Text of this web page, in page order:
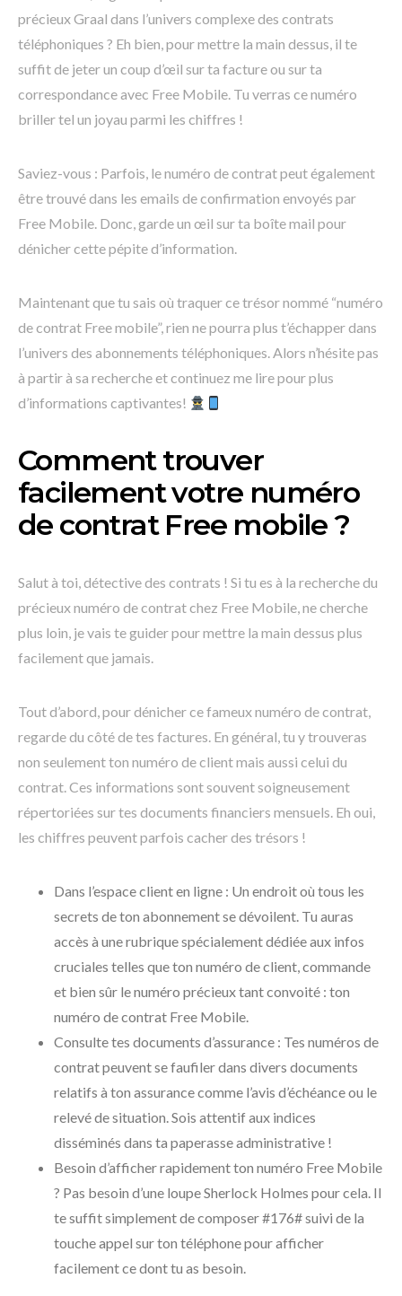
précieux Graal dans l’univers complexe des contrats
téléphoniques ? Eh bien, pour mettre la main dessus, il te
suffit de jeter un coup d’œil sur ta facture ou sur ta
correspondance avec Free Mobile. Tu verras ce numéro
briller tel un joyau parmi les chiffres !
Saviez-vous : Parfois, le numéro de contrat peut également
être trouvé dans les emails de confirmation envoyés par
Free Mobile. Donc, garde un œil sur ta boîte mail pour
dénicher cette pépite d’information.
Maintenant que tu sais où traquer ce trésor nommé “numéro
de contrat Free mobile”, rien ne pourra plus t’échapper dans
l’univers des abonnements téléphoniques. Alors n’hésite pas
à partir à sa recherche et continuez me lire pour plus
d’informations captivantes!
Comment trouver
facilement votre numéro
de contrat Free mobile ?
Salut à toi, détective des contrats ! Si tu es à la recherche du
précieux numéro de contrat chez Free Mobile, ne cherche
plus loin, je vais te guider pour mettre la main dessus plus
facilement que jamais.
Tout d’abord, pour dénicher ce fameux numéro de contrat,
regarde du côté de tes factures. En général, tu y trouveras
non seulement ton numéro de client mais aussi celui du
contrat. Ces informations sont souvent soigneusement
répertoriées sur tes documents financiers mensuels. Eh oui,
les chiffres peuvent parfois cacher des trésors !
Dans l’espace client en ligne : Un endroit où tous les
secrets de ton abonnement se dévoilent. Tu auras
accès à une rubrique spécialement dédiée aux infos
cruciales telles que ton numéro de client, commande
et bien sûr le numéro précieux tant convoité : ton
numéro de contrat Free Mobile.
Consulte tes documents d’assurance : Tes numéros de
contrat peuvent se faufiler dans divers documents
relatifs à ton assurance comme l’avis d’échéance ou le
relevé de situation. Sois attentif aux indices
disséminés dans ta paperasse administrative !
Besoin d’afficher rapidement ton numéro Free Mobile
? Pas besoin d’une loupe Sherlock Holmes pour cela. Il
te suffit simplement de composer #176# suivi de la
touche appel sur ton téléphone pour afficher
facilement ce dont tu as besoin.